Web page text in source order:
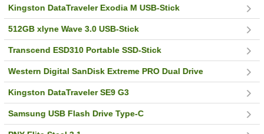
Kingston DataTraveler Exodia M USB-Stick
512GB xlyne Wave 3.0 USB-Stick
Transcend ESD310 Portable SSD-Stick
Western Digital SanDisk Extreme PRO Dual Drive
Kingston DataTraveler SE9 G3
Samsung USB Flash Drive Type-C